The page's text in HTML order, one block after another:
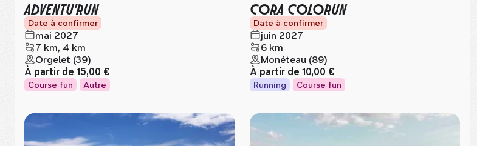
ADVENTU'RUN
Date à confirmer
mai 2027
7 km, 4 km
Orgelet (39)
À partir de 15,00 €
Course fun Autre
CORA COLORUN
Date à confirmer
juin 2027
6 km
Monéteau (89)
À partir de 10,00 €
Running Course fun